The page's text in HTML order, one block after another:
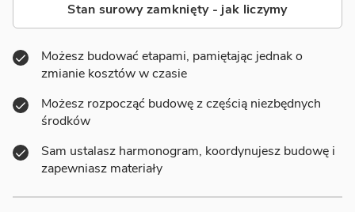
Stan surowy zamknięty - jak liczymy
Możesz budować etapami, pamiętając jednak o
zmianie kosztów w czasie
Możesz rozpocząć budowę z częścią niezbędnych
środków
Sam ustalasz harmonogram, koordynujesz budowę i
zapewniasz materiały